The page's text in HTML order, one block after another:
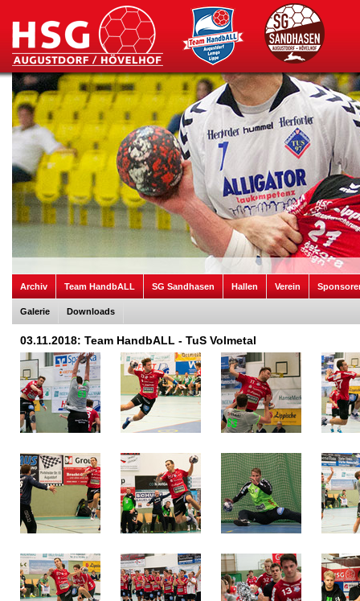
Archiv Team HandbALL SG Sandhasen Hallen Verein
Galerie Downloads
03.11.2018: Team HandbALL - TuS Volmetal